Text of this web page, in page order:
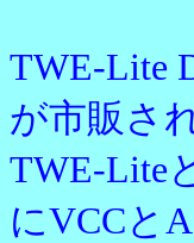
TWE-Lite
が市販さ
TWE-Lite
にVCCと